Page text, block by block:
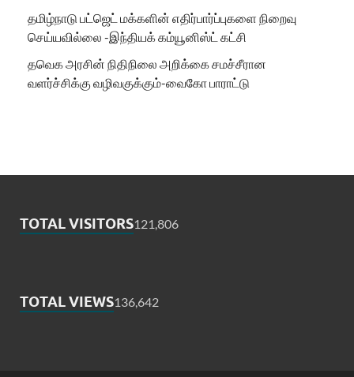
தமிழ்நாடு பட்ஜெட் மக்களின் எதிர்பார்ப்புகளை நிறைவு
செய்யவில்லை -இந்தியக் கம்யூனிஸ்ட் கட்சி
தவெக அரசின் நிதிநிலை அறிக்கை சமச்சீரான
வளர்ச்சிக்கு வழிவகுக்கும்-வைகோ பாராட்டு
TOTAL VISITORS121,806
TOTAL VIEWS136,642